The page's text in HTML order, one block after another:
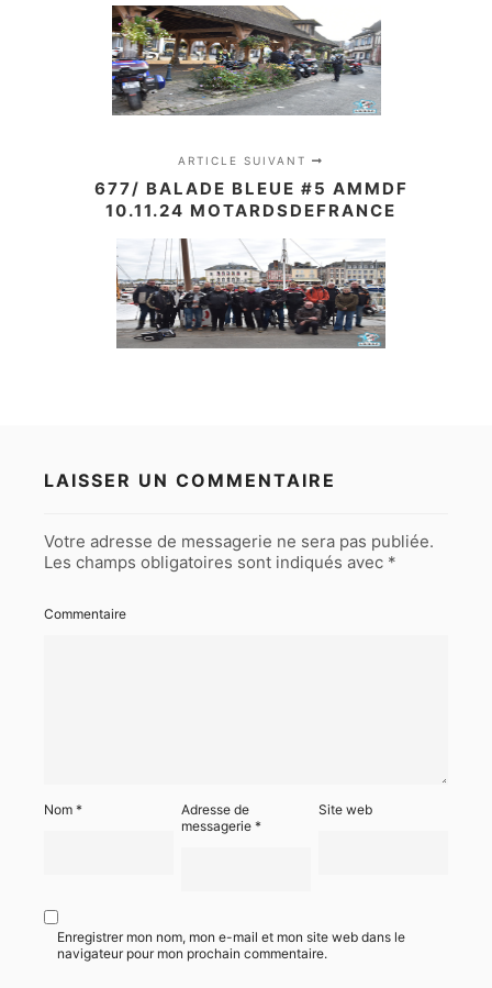
ARTICLE SUIVANT
677/ BALADE BLEUE #5 AMMDF
10.11.24 MOTARDSDEFRANCE
LAISSER UN COMMENTAIRE
Votre adresse de messagerie ne sera pas publiée.
Les champs obligatoires sont indiqués avec *
Commentaire
Nom *
Adresse de
messagerie*
Site web
Enregistrer mon nom, mon e-mail et mon site web dans le
navigateur pour mon prochain commentaire.